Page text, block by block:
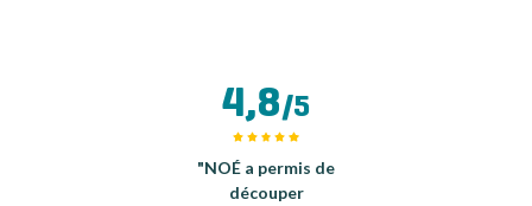
4,8/5
"NOÉ a permis de
découper